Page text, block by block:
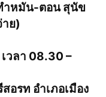
าหมัน-ตอน สุนัข
ย)
วลา 08.30 –
อรท อําเภอเมือง